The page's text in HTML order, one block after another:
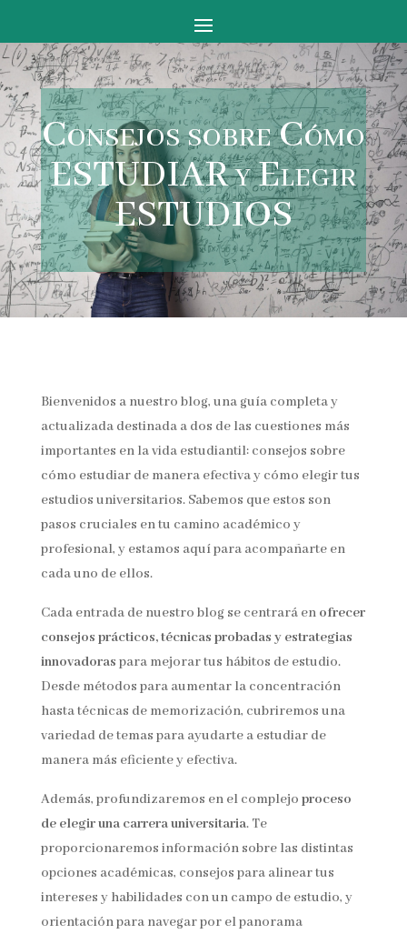
Consejos sobre Cómo
ESTUDIAR y Elegir
ESTUDIOS
Bienvenidos a nuestro blog, una guía completa y
actualizada destinada a dos de las cuestiones más
importantes en la vida estudiantil: consejos sobre
cómo estudiar de manera efectiva y cómo elegir tus
estudios universitarios. Sabemos que estos son
pasos cruciales en tu camino académico y
profesional, y estamos aquí para acompañarte en
cada uno de ellos.
Cada entrada de nuestro blog se centrará enofrecer
consejos prácticos, técnicas probadas y estrategias
innovadoras para mejorar tus hábitos de estudio.
Desde métodos para aumentar la concentración
hasta técnicas de memorización, cubriremos una
variedad de temas para ayudarte a estudiar de
manera más eficiente y efectiva.
Además, profundizaremos en el complejo proceso
de elegir una carrera universitaria. Te
proporcionaremos información sobre las distintas
opciones académicas, consejos para alinear tus
intereses y habilidades con un campo de estudio, y
orientación para navegar por el panorama